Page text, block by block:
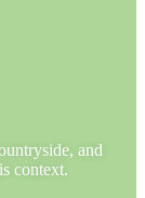
and
context.